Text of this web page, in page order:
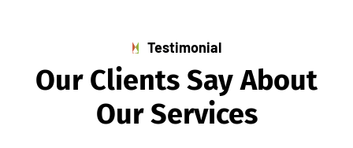
Testimonial
Our Clients Say About
Our Services